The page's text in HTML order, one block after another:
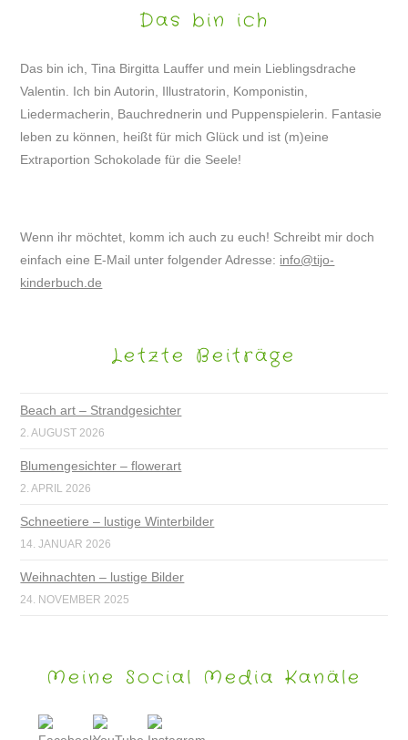
Das bin ich
Das bin ich, Tina Birgitta Lauffer und mein Lieblingsdrache
Valentin. Ich bin Autorin, Illustratorin, Komponistin,
Liedermacherin, Bauchrednerin und Puppenspielerin. Fantasie
leben zu können, heißt für mich Glück und ist (m)eine
Extraportion Schokolade für die Seele!
Wenn ihr möchtet, komm ich auch zu euch! Schreibt mir doch
einfach eine E-Mail unter folgender Adresse: info@tijo-
kinderbuch.de
Letzte Beiträge
Beach art – Strandgesichter
2. AUGUST 2026
Blumengesichter – flowerart
2. APRIL 2026
Schneetiere – lustige Winterbilder
14. JANUAR 2026
Weihnachten – lustige Bilder
24. NOVEMBER 2025
Meine Social Media Kanäle